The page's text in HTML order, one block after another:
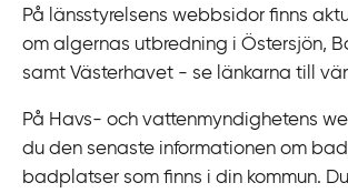
På länsstyrelsens webbsidor finns
om algernas utbredning i Östersjön,
samt Västerhavet - se länkarna till
På Havs- och vattenmyndighetens
du den senaste informationen om
badplatser som finns i din kommun.